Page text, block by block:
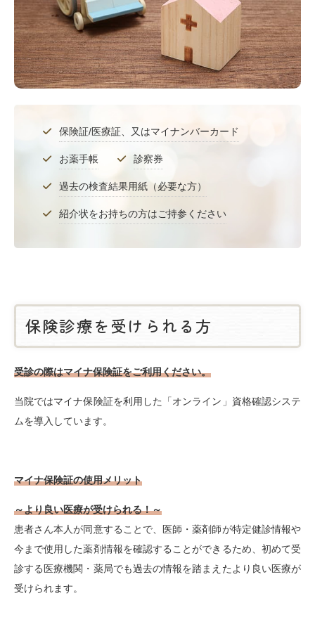
保険証/医療証、又はマイナンバーカード
お薬手帳 診察券
過去の検査結果用紙（必要な方）
紹介状をお持ちの方はご持参ください
保険診療を受けられる方
受診の際はマイナ保険証をご利用ください。
当院ではマイナ保険証を利用した「オンライン」資格確認システ
ムを導入しています。
マイナ保険証の使用メリット
～より良い医療が受けられる！～
患者さん本人が同意することで、医師・薬剤師が特定健診情報や
今まで使用した薬剤情報を確認することができるため、初めて受
診する医療機関・薬局でも過去の情報を踏まえたより良い医療が
受けられます。